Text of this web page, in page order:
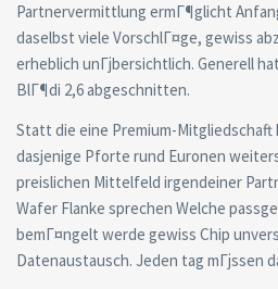
Partnervermittlung ermГ¶glicht
daselbst viele VorschlГ¤ge, gewiss
erheblich unГјbersichtlich. Generell
BlГ¶di 2,6 abgeschnitten.
Statt die eine Premium-
dasjenige Pforte rund Euronen
preislichen Mittelfeld irgendeiner
Wafer Flanke sprechen Welche
bemГ¤ngelt werde gewiss Chip
Datenaustausch. Jeden tag mГјssen